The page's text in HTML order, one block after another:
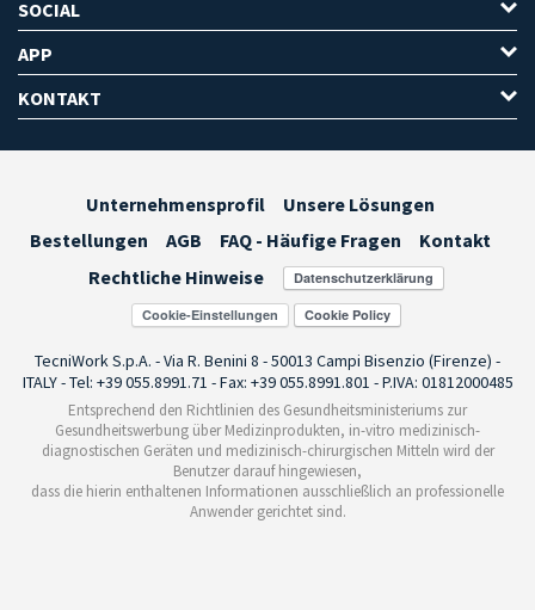
SOCIAL
APP
KONTAKT
Unternehmensprofil
Unsere Lösungen
Bestellungen
AGB FAQ - Häufige Fragen
Kontakt
Rechtliche Hinweise
Cookie-Einstellungen
TecniWork S.p.A. - Via R. Benini 8 - 50013 Campi Bisenzio (Firenze) -
ITALY - Tel: +39 055.8991.71 - Fax: +39 055.8991.801 - P.IVA: 01812000485
Entsprechend den Richtlinien des Gesundheitsministeriums zur
Gesundheitswerbung über Medizinprodukten, in-vitro medizinisch-
diagnostischen Geräten und medizinisch-chirurgischen Mitteln wird der
Benutzer darauf hingewiesen,
dass die hierin enthaltenen Informationen ausschließlich an professionelle
Anwender gerichtet sind.